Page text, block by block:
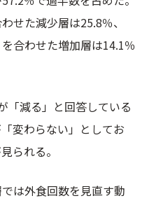
せた減少層は25.8％、
合わせた増加層は14.1％
「減る」と回答している
変わらない」としてお
られる。
は外食回数を見直す動